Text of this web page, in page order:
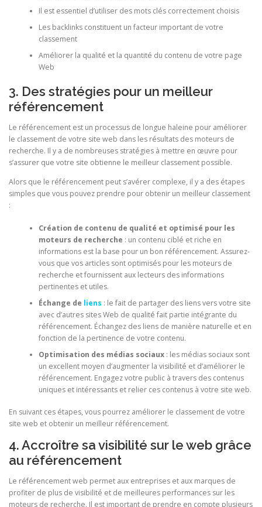
Il est essentiel d’utiliser des mots clés correctement choisis
Les backlinks constituent un facteur important de votre
classement
Améliorer la qualité et la quantité du contenu de votre page
Web
3. Des stratégies pour un meilleur
référencement
Le référencement est un processus de longue haleine pour améliorer
le classement de votre site web dans les résultats des moteurs de
recherche. Il y a de nombreuses stratégies à mettre en œuvre pour
s’assurer que votre site obtienne le meilleur classement possible.
Alors que le référencement peut s’avérer complexe, il y a des étapes
simples que vous pouvez prendre pour obtenir un meilleur classement
:
Création de contenu de qualité et optimisé pour les
moteurs de recherche : un contenu ciblé et riche en
informations est la base pour un bon référencement. Assurez-
vous que vos articles sont optimisés pour les moteurs de
recherche et fournissent aux lecteurs des informations
pertinentes et utiles.
Échange de liens : le fait de partager des liens vers votre site
avec d’autres sites Web de qualité fait partie intégrante du
référencement. Échangez des liens de manière naturelle et en
fonction de la pertinence de votre contenu.
Optimisation des médias sociaux: les médias sociaux sont
un excellent moyen d’augmenter la visibilité et d’améliorer le
référencement. Engagez votre public à travers des contenus
uniques et intéressants et relier ces contenus à votre site web.
En suivant ces étapes, vous pourrez améliorer le classement de votre
site web et obtenir un meilleur référencement.
4. Accroître sa visibilité sur le web grâce
au référencement
Le référencement web permet aux entreprises et aux marques de
profiter de plus de visibilité et de meilleures performances sur les
moteurs de recherche. Il est important de prendre en compte plusieurs